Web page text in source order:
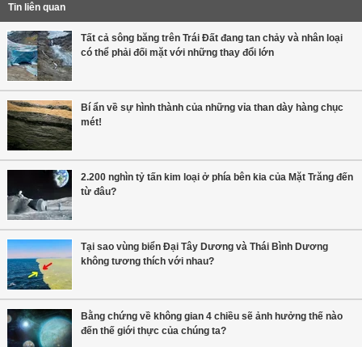
Tin liên quan
Tất cả sông băng trên Trái Đất đang tan chảy và nhân loại
có thể phải đối mặt với những thay đổi lớn
Bí ẩn về sự hình thành của những vỉa than dày hàng chục
mét!
2.200 nghìn tỷ tấn kim loại ở phía bên kia của Mặt Trăng đến
từ đâu?
Tại sao vùng biển Đại Tây Dương và Thái Bình Dương
không tương thích với nhau?
Bằng chứng về không gian 4 chiều sẽ ảnh hưởng thế nào
đến thế giới thực của chúng ta?